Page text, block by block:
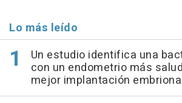
Lo más leído
Un estudio identifica una
con un endometrio más
mejor implantación